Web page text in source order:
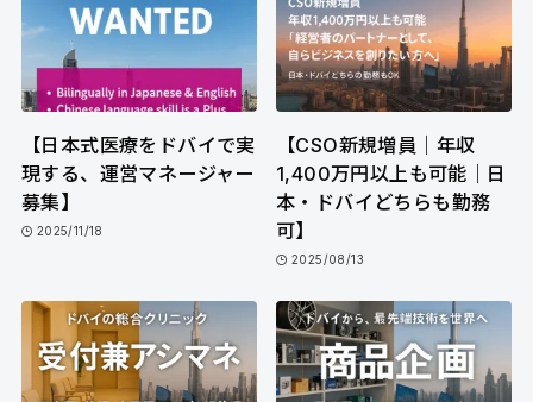
【日本式医療をドバイで実
現する、運営マネージャー
募集】
2025/11/18
【CSO新規増員｜年収
1,400万円以上も可能｜日
本・ドバイどちらも勤務
可】
2025/08/13